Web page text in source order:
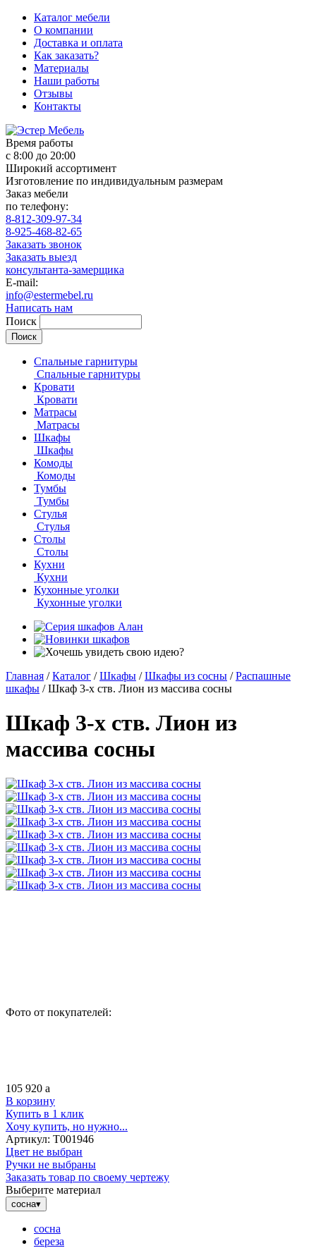
Каталог мебели
О компании
Доставка и оплата
Как заказать?
Материалы
Наши работы
Отзывы
Контакты
Время работы
с 8:00 до 20:00
Широкий ассортимент
Изготовление по индивидуальным размерам
Заказ мебели
по телефону:
8-812-309-97-34
8-925-468-82-65
Заказать звонок
Заказать выезд
консультанта-замерщика
E-mail:
info@estermebel.ru
Написать нам
Поиск
Спальные гарнитуры
Спальные гарнитуры
Кровати
Кровати
Матрасы
Матрасы
Шкафы
Шкафы
Комоды
Комоды
Тумбы
Тумбы
Стулья
Стулья
Столы
Столы
Кухни
Кухни
Кухонные уголки
Кухонные уголки
Главная / Каталог / Шкафы / Шкафы из сосны / Распашные
шкафы / Шкаф 3-х ств. Лион из массива сосны
Шкаф 3-х ств. Лион из
массива сосны
Фото от покупателей:
105 920 a
В корзину
Купить в 1 клик
Хочу купить, но нужно...
Артикул: Т001946
Цвет не выбран
Ручки не выбраны
Заказать товар по своему чертежу
Выберите материал
сосна▾
сосна
береза